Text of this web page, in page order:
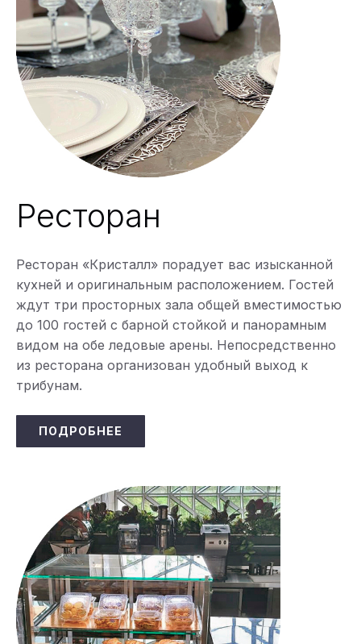
Ресторан
Ресторан «Кристалл» порадует вас изысканной
кухней и оригинальным расположением. Гостей
ждут три просторных зала общей вместимостью
до 100 гостей с барной стойкой и панорамным
видом на обе ледовые арены. Непосредственно
из ресторана организован удобный выход к
трибунам.
ПОДРОБНЕЕ